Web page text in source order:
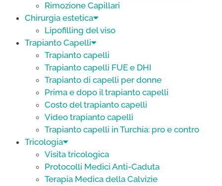
Rimozione Capillari
Chirurgia estetica
Lipofilling del viso
Trapianto Capelli
Trapianto capelli
Trapianto capelli FUE e DHI
Trapianto di capelli per donne
Prima e dopo il trapianto capelli
Costo del trapianto capelli
Video trapianto capelli
Trapianto capelli in Turchia: pro e contro
Tricologia
Visita tricologica
Protocolli Medici Anti-Caduta
Terapia Medica della Calvizie